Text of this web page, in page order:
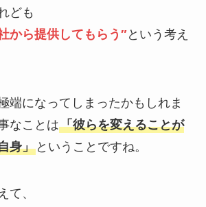
ども
から提供してもらう″という考え
端になってしまったかもしれま
なことは「彼らを変えることが
身」ということですね。
て、